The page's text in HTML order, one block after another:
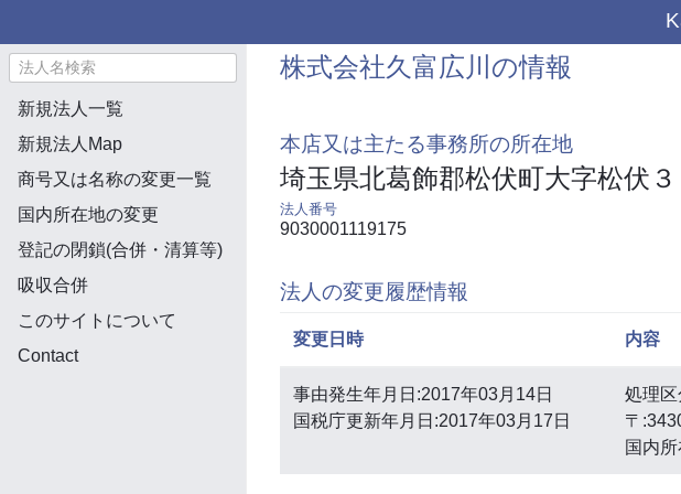
新規法人一覧
新規法人Map
商号又は名称の変更一覧
国内所在地の変更
登記の閉鎖(合併・清算等)
吸収合併
このサイトについて
Contact
株式会社久富広川の情報
本店又は主たる事務所の所在地
埼玉県北葛飾郡松伏町大字松伏３
法人番号
9030001119175
法人の変更履歴情報
変更日時 内容
事由発生年月日:2017年03月14日
国税庁更新年月日:2017年03月17日
処理区
〒
国内